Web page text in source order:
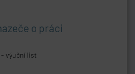
o práci
výuční list